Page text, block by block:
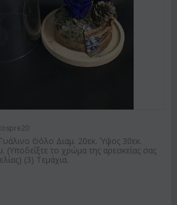
Θόλο Διαμ. 20εκ. Ύψος 30εκ.
το χρώμα της αρεσκείας σας
(3) Τεμάχια.